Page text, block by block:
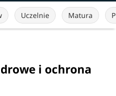
Uczelnie Matura
i ochrona